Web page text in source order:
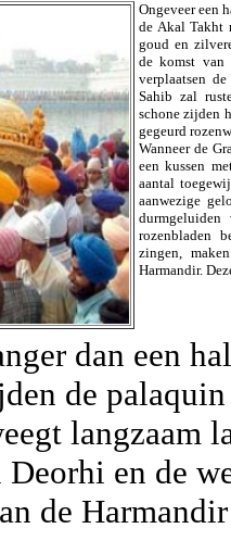
Ongeveer een
de Akal Takht
goud en
de komst van
verplaatsen
Sahib zal
schone zijden
gegeurd
Wanneer de
een kussen
aantal
aanwezige
rozenbladen
zingen,
Harmandir.
dan een
de palaquin
langzaam
Deorhi en de
de